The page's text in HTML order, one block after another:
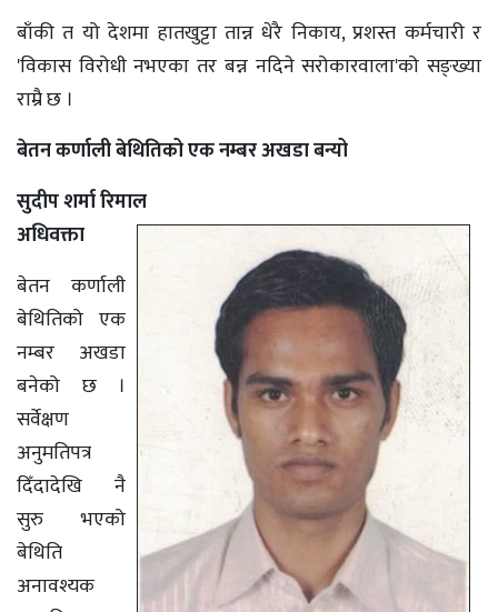
बाँकी त यो देशमा हातखुट्टा तान्न धेरै निकाय, प्रशस्त कर्मचारी र
'विकास विरोधी नभएका तर बन्न नदिने सरोकारवाला'को सङ्ख्या
राम्रै छ ।
बेतन कर्णाली बेथितिको एक नम्बर अखडा बन्यो
सुदीप शर्मा रिमाल
अधिवक्ता
बेतन कर्णाली
बेथितिको एक
नम्बर अखडा
बनेको छ ।
सर्वेक्षण
अनुमतिपत्र
दिँदादेखि नै
सुरु भएको
बेथिति
अनावश्यक